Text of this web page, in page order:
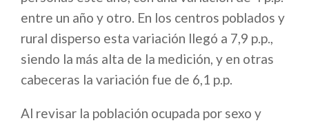
entre un año y otro. En los centros poblados y
rural disperso esta variación llegó a 7,9 p.p.,
siendo la más alta de la medición, y en otras
cabeceras la variación fue de 6,1 p.p.
Al revisar la población ocupada por sexo y